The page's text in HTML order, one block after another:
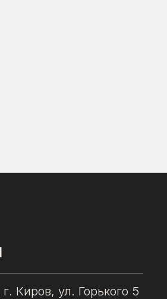
г. Киров, ул. Горького 5